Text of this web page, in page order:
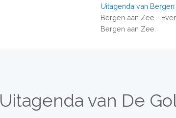
Uitagenda van
Bergen aan Zee -
Bergen aan Zee.
Uitagenda van De